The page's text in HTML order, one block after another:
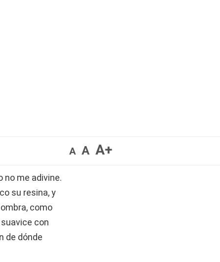
A A A+
no me adivine.
su resina, y
como
suavice con
de dónde